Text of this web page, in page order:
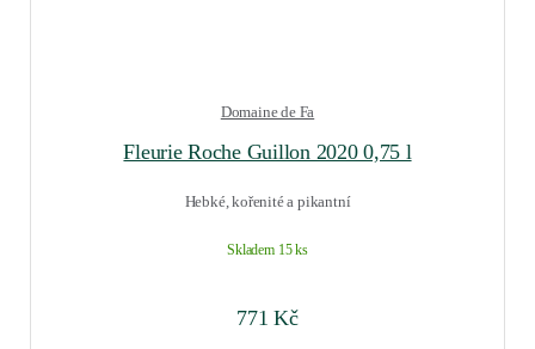
Domaine de Fa
Fleurie Roche Guillon 2020 0,75 l
Hebké, kořenité a pikantní
Skladem 15 ks
771Kč